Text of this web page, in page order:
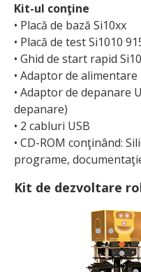
Kit-ul conţine
• Placă de bază Si10xx
• Placă de test Si1010
• Ghid de start rapid
• Adaptor de alimentare
• Adaptor de depanare
depanare)
• 2 cabluri USB
• CD-ROM conţinând:
programe,
Kit de dezvoltare